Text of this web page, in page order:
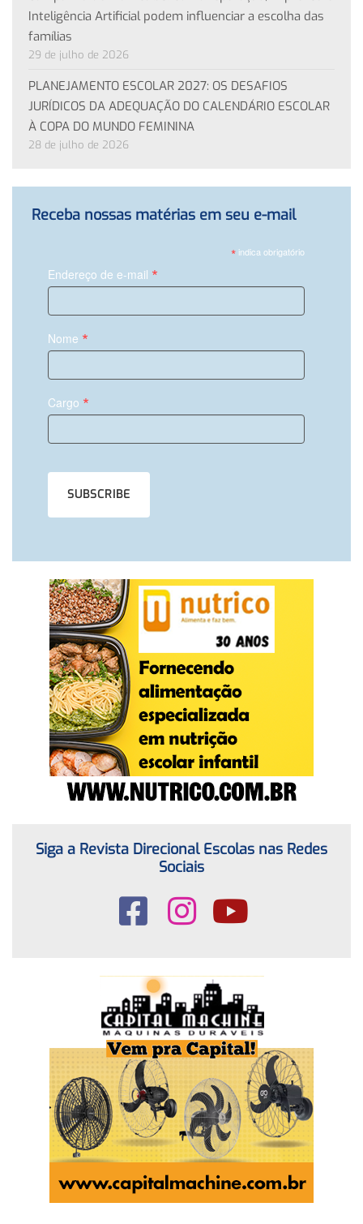
Inteligência Artificial podem influenciar a escolha das
famílias
29 de julho de 2026
PLANEJAMENTO ESCOLAR 2027: OS DESAFIOS
JURÍDICOS DA ADEQUAÇÃO DO CALENDÁRIO ESCOLAR
À COPA DO MUNDO FEMININA
28 de julho de 2026
Receba nossas matérias em seu e-mail
*indica obrigatório
Endereço de e-mail *
Nome *
Cargo *
Siga a Revista Direcional Escolas nas Redes
Sociais